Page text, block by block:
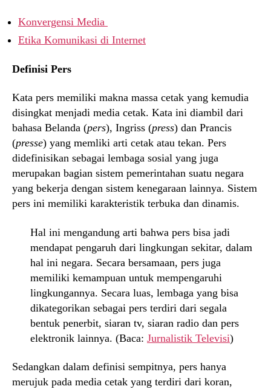
Konvergensi Media
Etika Komunikasi di Internet
Definisi Pers
Kata pers memiliki makna massa cetak yang kemudia
disingkat menjadi media cetak. Kata ini diambil dari
bahasa Belanda (pers), Ingriss (press) dan Prancis
(presse) yang memliki arti cetak atau tekan. Pers
didefinisikan sebagai lembaga sosial yang juga
merupakan bagian sistem pemerintahan suatu negara
yang bekerja dengan sistem kenegaraan lainnya. Sistem
pers ini memiliki karakteristik terbuka dan dinamis.
Hal ini mengandung arti bahwa pers bisa jadi
mendapat pengaruh dari lingkungan sekitar, dalam
hal ini negara. Secara bersamaan, pers juga
memiliki kemampuan untuk mempengaruhi
lingkungannya. Secara luas, lembaga yang bisa
dikategorikan sebagai pers terdiri dari segala
bentuk penerbit, siaran tv, siaran radio dan pers
elektronik lainnya. (Baca: Jurnalistik Televisi)
Sedangkan dalam definisi sempitnya, pers hanya
merujuk pada media cetak yang terdiri dari koran,